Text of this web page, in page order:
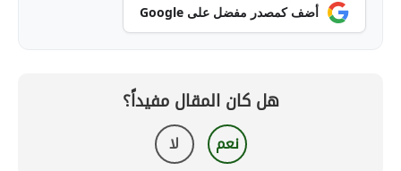
أضف كمصدر مفضل على Google
هل كان المقال مفيداً؟
نعم لا